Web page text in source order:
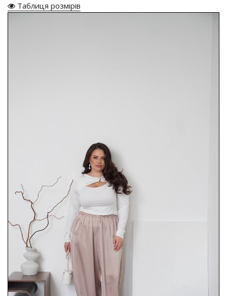
Таблиця розмірів